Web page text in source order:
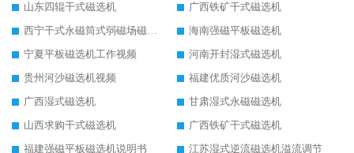
山东四辊干式磁选机
广西铁矿干式磁选机
西宁干式永磁筒式弱磁场磁选机结构图
海南强磁平板磁选机
宁夏平板磁选机工作视频
河南开封湿式磁选机
贵州河沙磁选机视频
福建优质河沙磁选机
广西湿式磁选机
甘肃湿式永磁磁选机
山西求购干式磁选机
广西铁矿干式磁选机
福建强磁平板磁选机说明书
江苏湿式逆流磁选机溢流调节